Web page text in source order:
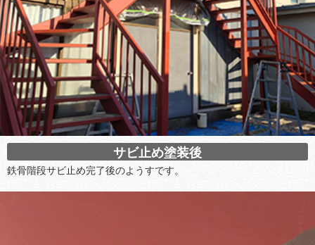
サビ止め塗装後
鉄骨階段サビ止め完了後のようすです。